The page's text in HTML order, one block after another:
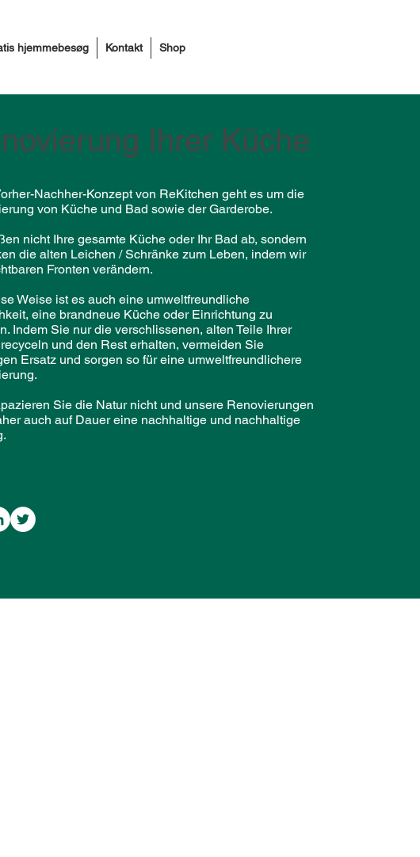
hjemmebesøg Kontakt Shop
Ihrer Küche
Nachher-Konzept von ReKitchen geht es um die
von Küche und Bad sowie der Garderobe.
nicht Ihre gesamte Küche oder Ihr Bad ab, sondern
die alten Leichen / Schränke zum Leben, indem wir
Fronten verändern.
Weise ist es auch eine umweltfreundliche
eine brandneue Küche oder Einrichtung zu
Indem Sie nur die verschlissenen, alten Teile Ihrer
und den Rest erhalten, vermeiden Sie
Ersatz und sorgen so für eine umweltfreundlichere
Sie die Natur nicht und unsere Renovierungen
auch auf Dauer eine nachhaltige und nachhaltige